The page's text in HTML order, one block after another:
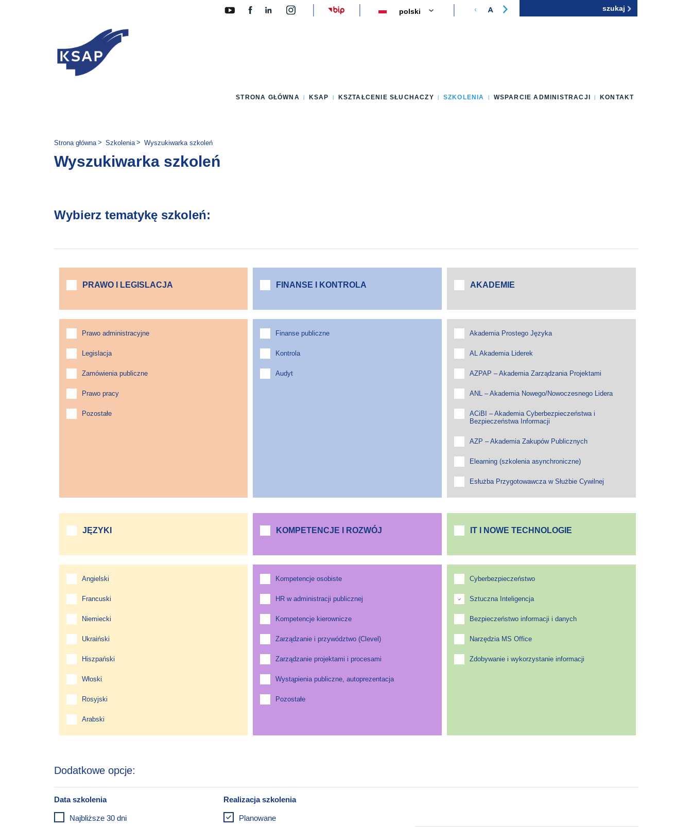
Zmień wersję językową strony
STRONA GŁÓWNA KSAP KSZTAŁCENIE SŁUCHACZY SZKOLENIA WSPARCIE ADMINISTRACJI KONTAKT
Jesteś tutaj:
Strona główna Szkolenia Wyszukiwarka szkoleń
Wyszukiwarka szkoleń
Wybierz tematykę szkoleń:
PRAWO I LEGISLACJA
Prawo administracyjne
Legislacja
Zamówienia publiczne
Prawo pracy
Pozostałe
FINANSE I KONTROLA
Finanse publiczne
Kontrola
Audyt
AKADEMIE
Akademia Prostego Języka
AL Akademia Liderek
AZPAP – Akademia Zarządzania Projektami
ANL – Akademia Nowego/Nowoczesnego Lidera
ACiBI – Akademia Cyberbezpieczeństwa i
Bezpieczeństwa Informacji
AZP – Akademia Zakupów Publicznych
Elearning (szkolenia asynchroniczne)
Esłużba Przygotowawcza w Służbie Cywilnej
JĘZYKI
Angielski
Francuski
Niemiecki
Ukraiński
Hiszpański
Włoski
Rosyjski
Arabski
KOMPETENCJE I ROZWÓJ
Kompetencje osobiste
HR w administracji publicznej
Kompetencje kierownicze
Zarządzanie i przywództwo (Clevel)
Zarządzanie projektami i procesami
Wystąpienia publiczne, autoprezentacja
Pozostałe
IT I NOWE TECHNOLOGIE
Cyberbezpieczeństwo
Sztuczna Inteligencja
Bezpieczeństwo informacji i danych
Narzędzia MS Office
Zdobywanie i wykorzystanie informacji
Najbliższe 30 dni Planowane